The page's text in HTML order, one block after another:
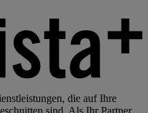
die auf Ihre
sind. Als Ihr Partner